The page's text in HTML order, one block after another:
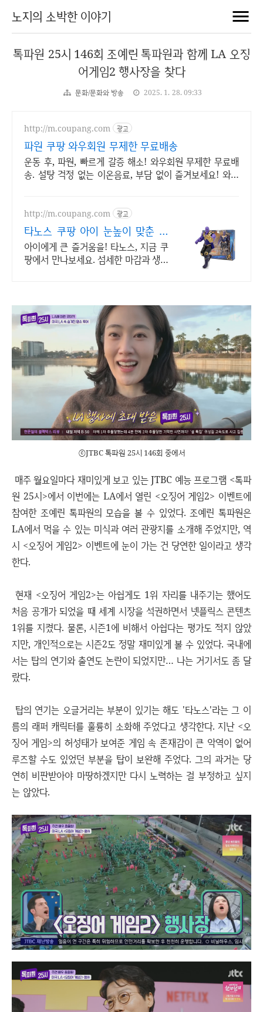
노지의 소박한 이야기
톡파원 25시 146회 조예린 톡파원과 함께 LA 오징
어게임2 행사장을 찾다
문화/문화와 방송 2025. 1. 28. 09:33
http://m.coupang.com 광고
파원 쿠팡 와우회원 무제한 무료배송
운동 후, 파원, 빠르게 갈증 해소! 와우회원 무제한 무료배
송. 설탕 걱정 없는 이온음료, 부담 없이 즐겨보세요! 와우
http://m.coupang.com 광고
타노스 쿠팡 아이 눈높이 맞춘 장
난감
아이에게 큰 즐거움을! 타노스, 지금 쿠
팡에서 만나보세요. 섬세한 마감과 생동
ⓒJTBC 톡파원 25시 146회 중에서
매주 월요일마다 재미있게 보고 있는 JTBC 예능 프로그램 <톡파
원 25시>에서 이번에는 LA에서 열린 <오징어 게임2> 이벤트에
참여한 조예린 톡파원의 모습을 볼 수 있었다. 조예린 톡파원은
LA에서 먹을 수 있는 미식과 여러 관광지를 소개해 주었지만, 역
시 <오징어 게임2> 이벤트에 눈이 가는 건 당연한 일이라고 생각
한다.
현재 <오징어 게임2>는 아쉽게도 1위 자리를 내주기는 했어도
처음 공개가 되었을 때 세계 시장을 석권하면서 넷플릭스 콘텐츠
1위를 지켰다. 물론, 시즌1에 비해서 아쉽다는 평가도 적지 않았
지만, 개인적으로는 시즌2도 정말 재미있게 볼 수 있었다. 국내에
서는 탑의 연기와 출연도 논란이 되었지만… 나는 거기서도 좀 달
랐다.
탑의 연기는 오글거리는 부분이 있기는 해도 '타노스'라는 그 이
름의 래퍼 캐릭터를 훌륭히 소화해 주었다고 생각한다. 지난 <오
징어 게임>의 허성태가 보여준 게임 속 존재감이 큰 악역이 없어
루즈할 수도 있었던 부분을 탑이 보완해 주었다. 그의 과거는 당
연히 비판받아야 마땅하겠지만 다시 노력하는 걸 부정하고 싶지
는 않았다.